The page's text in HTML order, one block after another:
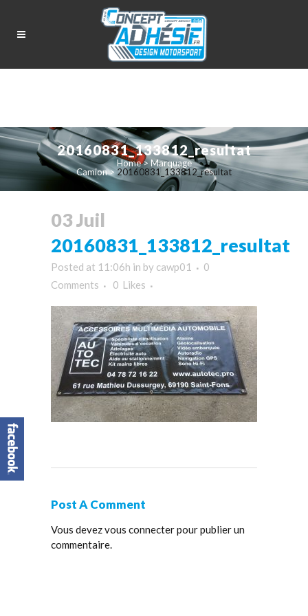
20160831_133812_resultat
Home>Marquage
Camion> 20160831_133812_resultat
03 Juil
20160831_133812_resultat
Posted at 11:06h in by cawp01
0
Comments
0 Likes
Post A Comment
Vous devezvous connecterpour publier un
commentaire.